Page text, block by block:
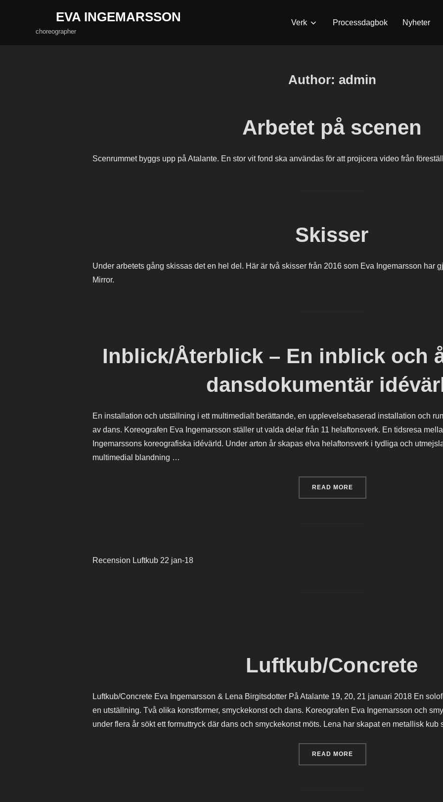
EVA INGEMARSSON
choreographer
Verk Processdagbok Nyheter
Author: admin
Arbetet på scenen
Scenrummet byggs upp på Atalante. En stor vit fond ska användas för att projicera video från
Skisser
Under arbetets gång skissas det en hel del. Här är två skisser från 2016 som Eva Ingemarsson har
Mirror.
Inblick/Återblick – En inblick och
dansdokumentär
En installation och utställning i ett multimedialt berättande, en upplevelsebaserad installation och
av dans. Koreografen Eva Ingemarsson ställer ut valda delar från 11 helaftonsverk. En tidsresa
Ingemarssons koreografiska idévärld. Under arton år skapas elva helaftonsverk i tydliga och
multimedial blandning …
READ MORE“INBLICK/ÅTERBLICK –
Recension Luftkub 22 jan-18
Luftkub/Concrete
Luftkub/Concrete Eva Ingemarsson & Lena Birgitsdotter På Atalante 19, 20, 21 januari 2018 En
en utställning. Två olika konstformer, smyckekonst och dans. Koreografen Eva Ingemarsson och
under flera år sökt ett formuttryck där dans och smyckekonst möts. Lena har skapat en metallisk
READ MORE“LUFTKUB/CONCRETE”